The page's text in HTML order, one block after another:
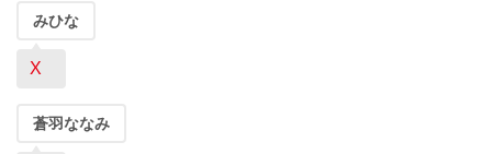
みひな
X
蒼羽ななみ